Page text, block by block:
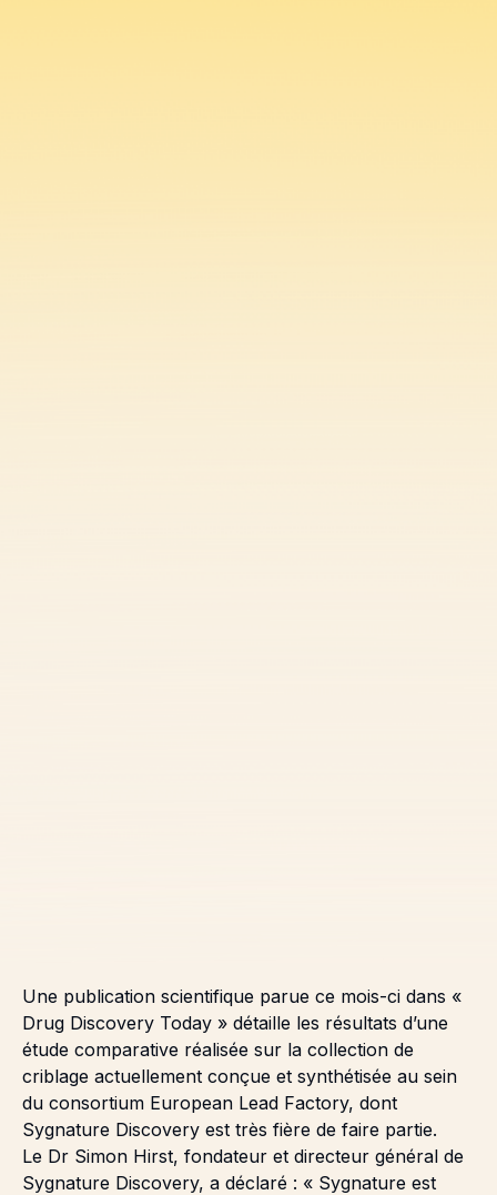
Une publication scientifique parue ce mois-ci dans «
Drug Discovery Today » détaille les résultats d’une
étude comparative réalisée sur la collection de
criblage actuellement conçue et synthétisée au sein
du consortium European Lead Factory, dont
Sygnature Discovery est très fière de faire partie.
Le Dr Simon Hirst, fondateur et directeur général de
Sygnature Discovery, a déclaré : « Sygnature est